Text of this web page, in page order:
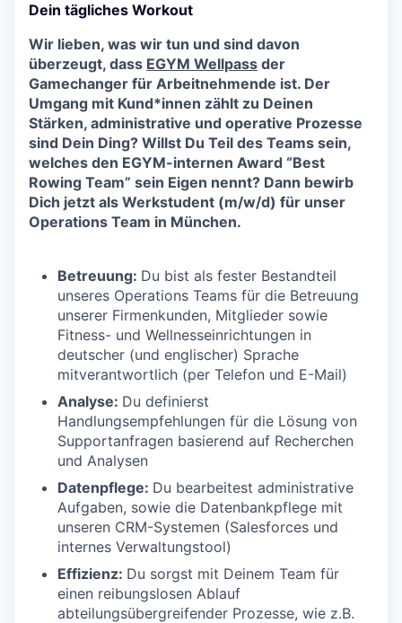
Dein tägliches Workout
Wir lieben, was wir tun und sind davon
überzeugt, dass EGYM Wellpass der
Gamechanger für Arbeitnehmende ist. Der
Umgang mit Kund*innen zählt zu Deinen
Stärken, administrative und operative Prozesse
sind Dein Ding? Willst Du Teil des Teams sein,
welches den EGYM-internen Award “Best
Rowing Team” sein Eigen nennt? Dann bewirb
Dich jetzt als Werkstudent (m/w/d) für unser
Operations Team in München.
Betreuung: Du bist als fester Bestandteil
unseres Operations Teams für die Betreuung
unserer Firmenkunden, Mitglieder sowie
Fitness- und Wellnesseinrichtungen in
deutscher (und englischer) Sprache
mitverantwortlich (per Telefon und E-Mail)
Analyse: Du definierst
Handlungsempfehlungen für die Lösung von
Supportanfragen basierend auf Recherchen
und Analysen
Datenpflege: Du bearbeitest administrative
Aufgaben, sowie die Datenbankpflege mit
unseren CRM-Systemen (Salesforces und
internes Verwaltungstool)
Effizienz: Du sorgst mit Deinem Team für
einen reibungslosen Ablauf
abteilungsübergreifender Prozesse, wie z.B.